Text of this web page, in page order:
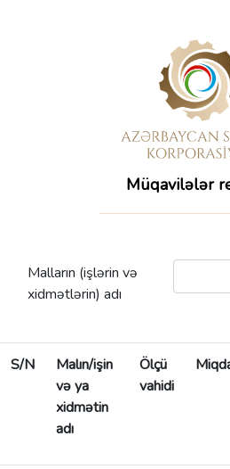
Müqavilələr
Malların (işlərin və
xidmətlərin) adı
S/N
Malın/işin
və ya
xidmətin
adı
Ölçü
vahidi